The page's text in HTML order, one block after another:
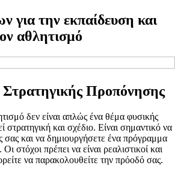
για την εκπαίδευση και
αθλητισμό
Προπόνησης
δεν είναι απλώς ένα θέμα φυσικής
στρατηγική και σχέδιο. Είναι σημαντικό να
σας και να δημιουργήσετε ένα πρόγραμμα
στόχοι πρέπει να είναι ρεαλιστικοί και
να παρακολουθείτε την πρόοδό σας.